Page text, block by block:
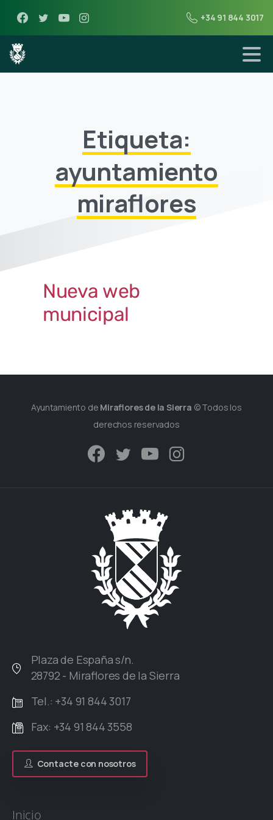
+34 91 844 3017
Etiqueta:
ayuntamiento
miraflores
Nueva web
municipal
Ayuntamiento de Miraflores de la Sierra © Todos los
derechos reservados
Plaza de España s/n.
28792 - Miraflores de la Sierra
Tel.: +34 91 844 3017
Fax: +34 91 844 3558
Contacte con nosotros
Inicio